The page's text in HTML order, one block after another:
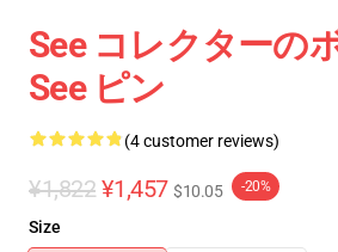
See コレクターの
See ピン
(4 customer reviews)
¥1,822 ¥1,457 $10.05 -20%
Size